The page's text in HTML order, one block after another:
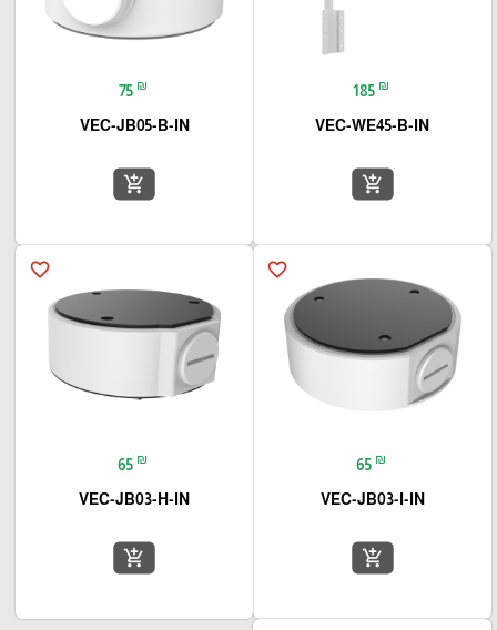
185 ₪
VEC-WE45-B-IN
add_shopping_cart
75 ₪
VEC-JB05-B-IN
add_shopping_cart
favorite_border
65 ₪
VEC-JB03-I-IN
add_shopping_cart
favorite_border
65 ₪
VEC-JB03-H-IN
add_shopping_cart